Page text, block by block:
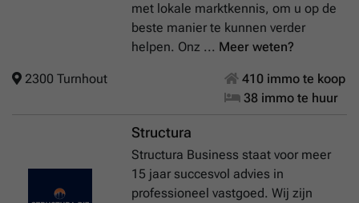
met lokale marktkennis, om u op de
beste manier te kunnen verder
helpen. Onz ... Meer weten?
2300 Turnhout
410 immo te koop
38 immo te huur
Structura
Structura Business staat voor meer
15 jaar succesvol advies in
professioneel vastgoed. Wij zijn